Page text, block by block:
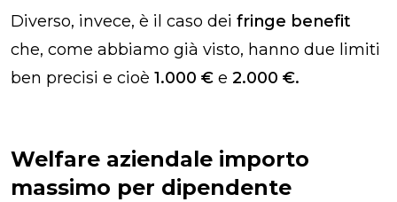
Diverso, invece, è il caso dei fringe benefit
che, come abbiamo già visto, hanno due limiti
ben precisi e cioè 1.000 € e 2.000 €.
Welfare aziendale importo
massimo per dipendente